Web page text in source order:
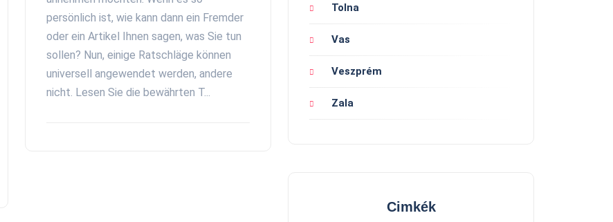
persönlich ist, wie kann dann ein Fremder
oder ein Artikel Ihnen sagen, was Sie tun
sollen? Nun, einige Ratschläge können
universell angewendet werden, andere
nicht. Lesen Sie die bewährten T...
Tolna
Vas
Veszprém
Zala
Cimkék